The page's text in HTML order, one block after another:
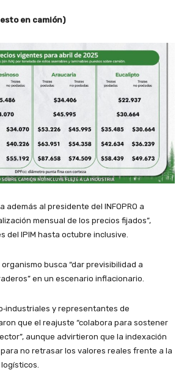
en camión)
además al presidente del INFOPRO a
mensual de los precios fijados”,
del IPIM hasta octubre inclusive.
busca “dar previsibilidad a
en un escenario inflacionario.
y representantes de
que el reajuste “colabora para sostener
aunque advirtieron que la indexación
no retrasar los valores reales frente a la